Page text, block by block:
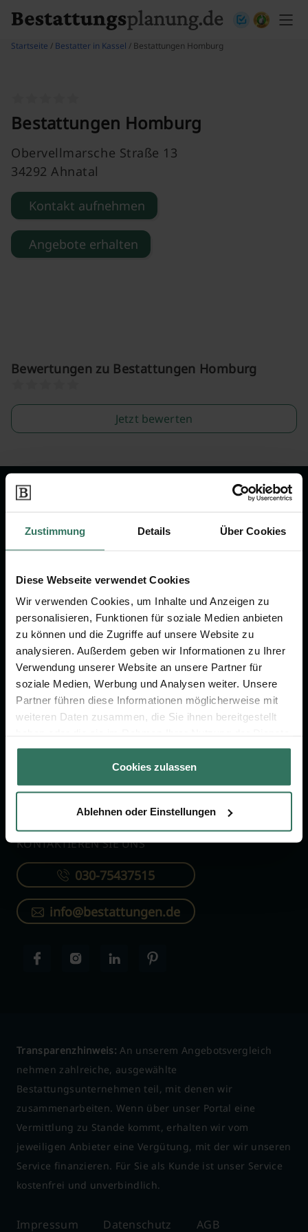
Zustimmung Details Über Cookies
Diese Webseite verwendet Cookies
Wir verwenden Cookies, um Inhalte und Anzeigen zu
personalisieren, Funktionen für soziale Medien anbieten
zu können und die Zugriffe auf unsere Website zu
analysieren. Außerdem geben wir Informationen zu Ihrer
Verwendung unserer Website an unsere Partner für
soziale Medien, Werbung und Analysen weiter. Unsere
Partner führen diese Informationen möglicherweise mit
weiteren Daten zusammen, die Sie ihnen bereitgestellt
gesammelt haben.
Cookies zulassen
Ablehnen oder Einstellungen
Startseite / Bestatter in Kassel / Bestattungen Homburg
Bestattungen Homburg
Obervellmarsche Straße 13
34292 Ahnatal
Kontakt aufnehmen
Angebote erhalten
Bewertungen zu Bestattungen Homburg
Jetzt bewerten
Wir sind Ihr Ansprechpartner rund
um das Thema Bestattung &
Vorsorge.
Jetzt beraten lassen
FÜR SIE
Vergleich
Ratgeber
Verzeichnis
FÜR BESTATTER
Online-Portal
Kostenlos registrieren
KONTAKTIEREN SIE UNS
030-75437515
info@bestattungen.de
Transparenzhinweis: An unserem Angebotsvergleich
nehmen zahlreiche, ausgewählte
Bestattungsunternehmen teil, mit denen wir
zusammenarbeiten. Wenn über unser Portal eine
Vermittlung zu Stande kommt, erhalten wir vom
jeweiligen Anbieter eine Vergütung, mit der wir unseren
Service finanzieren. Für Sie als Kunde ist unser Service
kostenfrei und unverbindlich.
Impressum Datenschutz AGB